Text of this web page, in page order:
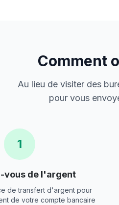
Comment
Au lieu de visiter des
pour vous
1
vous de l'argent
de transfert d'argent pour
de votre compte bancaire